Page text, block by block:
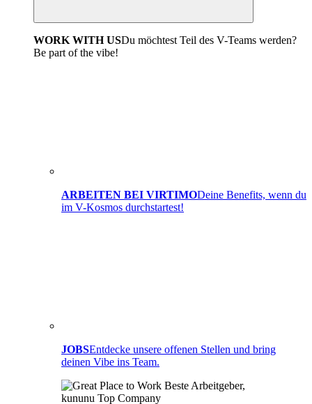
WORK WITH USDu möchtest Teil des V-Teams werden?
Be part of the vibe!
ARBEITEN BEI VIRTIMODeine Benefits, wenn du
im V-Kosmos durchstartest!
JOBSEntdecke unsere offenen Stellen und bring
deinen Vibe ins Team.